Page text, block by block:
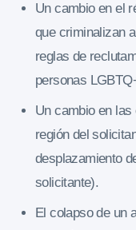
Un cambio en el
que criminalizan
reglas de
personas
Un cambio en
región del
desplazamiento
solicitante).
El colapso de un